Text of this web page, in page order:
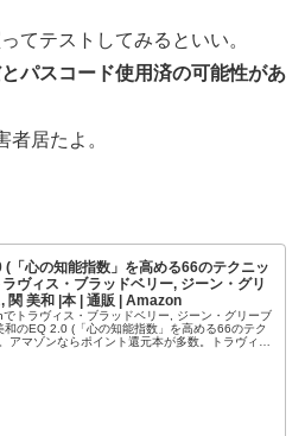
てテストしてみるといい。
パスコード使用済の可能性があ
居たよ。
(「心の知能指数」を高める66のテクニッ
ラヴィス・ブラッドベリー, ジーン・グリ
関 美和 |本 | 通販 | Amazon
トラヴィス・ブラッドベリー, ジーン・グリーブ
和のEQ 2.0 (「心の知能指数」を高める66のテク
アマゾンならポイント還元本が多数。トラヴィ